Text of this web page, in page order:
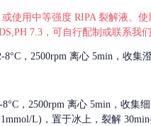
或使用中等强度 RIPA 裂解液。
7.3，可自行配制或联系我们
8°C，2500rpm 离心 5min，收集
8°C，2500rpm 离心 5min，收集
L)，置于冰上，裂解